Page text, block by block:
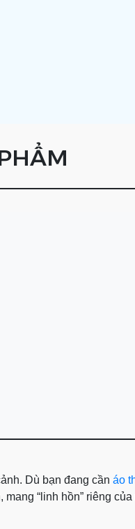
Dù bạn đang cần áo
“linh hồn” riêng của